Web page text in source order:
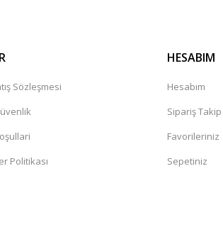
Sözleşmesi
Politikası
HESABIM
Hesabım
Sipariş Takip
Favorileriniz
Sepetiniz